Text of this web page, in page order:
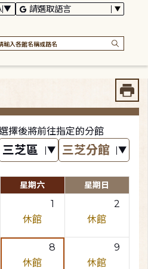
選擇後將前往指定的分館
星期六 星期日
1
休館
2
休館
8
休館
9
休館